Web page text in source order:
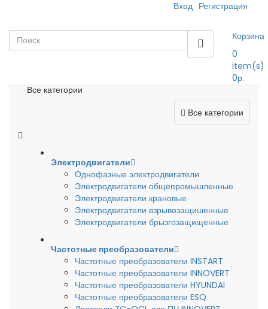
Вход Регистрация
Корзина
0
item(s)
0р.
Все категории
Все категории
Электродвигатели
Однофазные электродвигатели
Электродвигатели общепромышленные
Электродвигатели крановые
Электродвигатели взрывозащишенные
Электродвигатели брызгозащищенные
Частотные преобразователи
Частотные преобразователи INSTART
Частотные преобразователи INNOVERT
Частотные преобразователи HYUNDAI
Частотные преобразователи ESQ